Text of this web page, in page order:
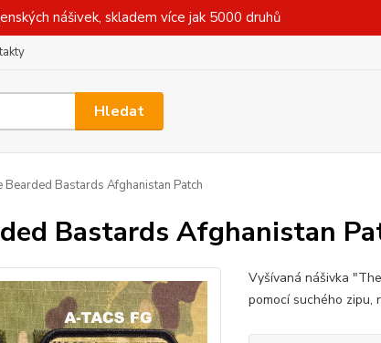
nášivek, skladem více jak 5000 druhů
Hledat
Bearded Bastards Afghanistan Patch
Bastards Afghanistan
Vyšívaná nášivka
pomocí suchého zipu,